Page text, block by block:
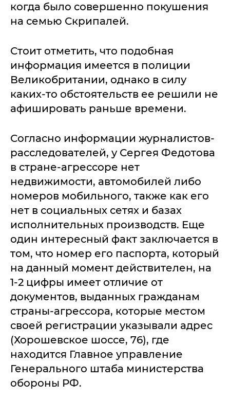
когда было совершенно покушения
на семью Скрипалей.
Стоит отметить, что подобная
информация имеется в полиции
Великобритании, однако в силу
каких-то обстоятельств ее решили не
афишировать раньше времени.
Согласно информации журналистов-
расследователей, у Сергея Федотова
в стране-агрессоре нет
недвижимости, автомобилей либо
номеров мобильного, также как его
нет в социальных сетях и базах
исполнительных производств. Еще
один интересный факт заключается в
том, что номер его паспорта, который
на данный момент действителен, на
1-2 цифры имеет отличие от
документов, выданных гражданам
страны-агрессора, которые местом
своей регистрации указывали адрес
(Хорошевское шоссе, 76), где
находится Главное управление
Генерального штаба министерства
обороны РФ.